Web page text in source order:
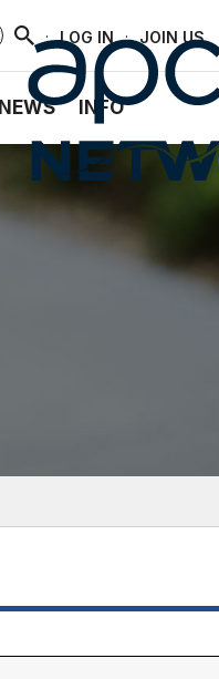
· LOG IN · JOIN US
NEWS INFO